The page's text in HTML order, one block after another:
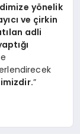
yönelik
ve çirkin
adli
”